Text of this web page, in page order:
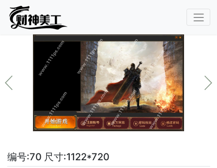
编号:70 尺寸:1122*720